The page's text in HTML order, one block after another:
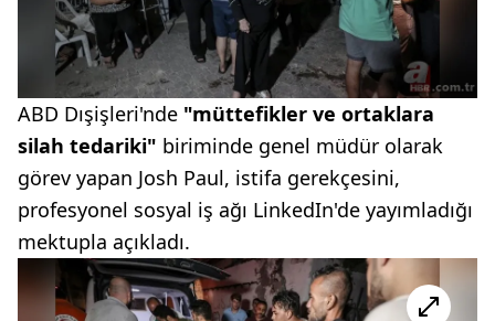
ABD Dışişleri'nde "müttefikler ve ortaklara
silah tedariki" biriminde genel müdür olarak
görev yapan Josh Paul, istifa gerekçesini,
profesyonel sosyal iş ağı LinkedIn'de yayımladığı
mektupla açıkladı.